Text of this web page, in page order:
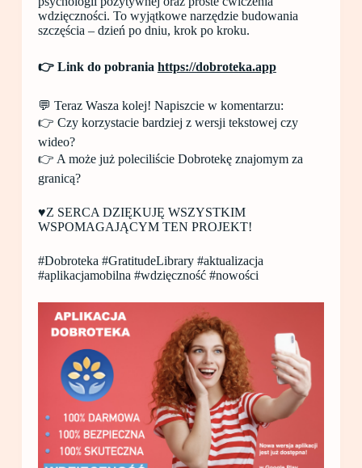
wdzięczności. To wyjątkowe narzędzie budowania
szczęścia – dzień po dniu, krok po kroku.
👉 Link do pobrania https://dobroteka.app
💬 Teraz Wasza kolej! Napiszcie w komentarzu:
👉 Czy korzystacie bardziej z wersji tekstowej czy
wideo?
👉 A może już poleciliście Dobrotekę znajomym za
granicą?
♥️Z SERCA DZIĘKUJĘ WSZYSTKIM
WSPOMAGAJĄCYM TEN PROJEKT!
#Dobroteka #GratitudeLibrary #aktualizacja
#aplikacjamobilna #wdzięczność #nowości